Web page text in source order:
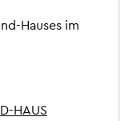
Hauses im
HAUS